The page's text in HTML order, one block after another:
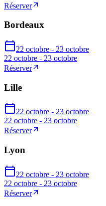
Réserver
Bordeaux
22 octobre - 23 octobre
22 octobre - 23 octobre
Réserver
Lille
22 octobre - 23 octobre
22 octobre - 23 octobre
Réserver
Lyon
22 octobre - 23 octobre
22 octobre - 23 octobre
Réserver